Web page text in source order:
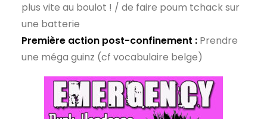
plus vite au boulot ! / de faire poum tchack sur
une batterie
Première action post-confinement : Prendre
une méga guinz (cf vocabulaire belge)